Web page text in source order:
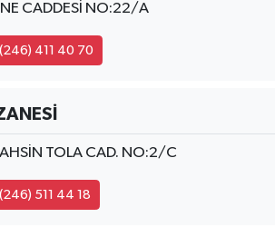
CADDESİ NO:22/A
411 40 70
TOLA CAD. NO:2/C
511 44 18